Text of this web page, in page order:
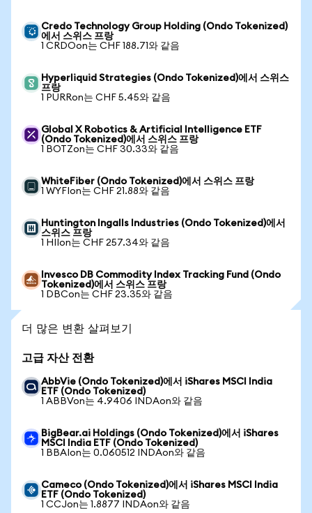
Credo Technology Group Holding (Ondo Tokenized)
에서 스위스 프랑
1 CRDOon는 CHF 188.71와 같음
Hyperliquid Strategies (Ondo Tokenized)에서 스위스
프랑
1 PURRon는 CHF 5.45와 같음
Global X Robotics & Artificial Intelligence ETF
(Ondo Tokenized)에서 스위스 프랑
1 BOTZon는 CHF 30.33와 같음
WhiteFiber (Ondo Tokenized)에서 스위스 프랑
1 WYFIon는 CHF 21.88와 같음
Huntington Ingalls Industries (Ondo Tokenized)에서
스위스 프랑
1 HIIon는 CHF 257.34와 같음
Invesco DB Commodity Index Tracking Fund (Ondo
Tokenized)에서 스위스 프랑
1 DBCon는 CHF 23.35와 같음
더 많은 변환 살펴보기
고급 자산 전환
AbbVie (Ondo Tokenized)에서 iShares MSCI India
ETF (Ondo Tokenized)
1 ABBVon는 4.9406 INDAon와 같음
BigBear.ai Holdings (Ondo Tokenized)에서 iShares
MSCI India ETF (Ondo Tokenized)
1 BBAIon는 0.060512 INDAon와 같음
Cameco (Ondo Tokenized)에서 iShares MSCI India
ETF (Ondo Tokenized)
1 CCJon는 1.8877 INDAon와 같음